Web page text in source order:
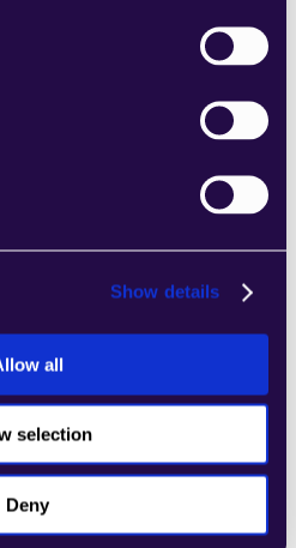
Show details
all
selection
Deny
إنشاء ملصق الشحن